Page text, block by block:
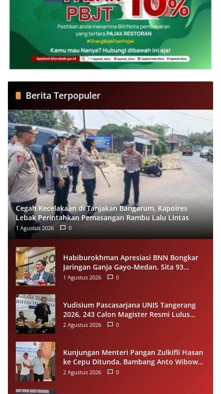
Berita Terpopuler
Cegah Kecelakaan di Tanjakan Bangarum, Kapolres
Lebak Perintahkan Pemasangan Rambu Lalu Lintas
1 Agustus 2026 0
Habiburokhman Apresiasi BNN Bongkar
Jaringan Ganja Gayo-Medan, Sita 93
Kilogram di Sumut
1 Agustus 2026 0
Yudisium Pascasarjana UNIS Tangerang
2026, 243 Calon Magister Resmi Lulus
Siap Diwisuda Oktober
2 Agustus 2026 0
Kunjungan Menteri Pangan Zulkifli Hasan
ke Cepu Ditunda, Bambang Anto Wibowo
Tetap Salurkan Bantuan kepada Warga
2 Agustus 2026 0